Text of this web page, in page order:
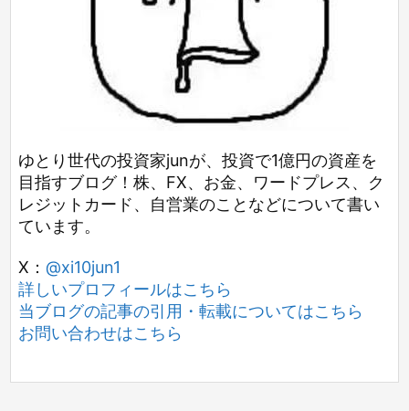
ゆとり世代の投資家junが、投資で1億円の資産を
目指すブログ！株、FX、お金、ワードプレス、ク
レジットカード、自営業のことなどについて書い
ています。
X： @xi10jun1
詳しいプロフィールはこちら
当ブログの記事の引用・転載についてはこちら
お問い合わせはこちら